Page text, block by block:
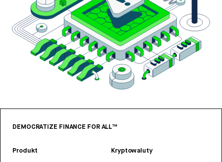
DEMOCRATIZE FINANCE FOR ALL™
Produkt Kryptowaluty